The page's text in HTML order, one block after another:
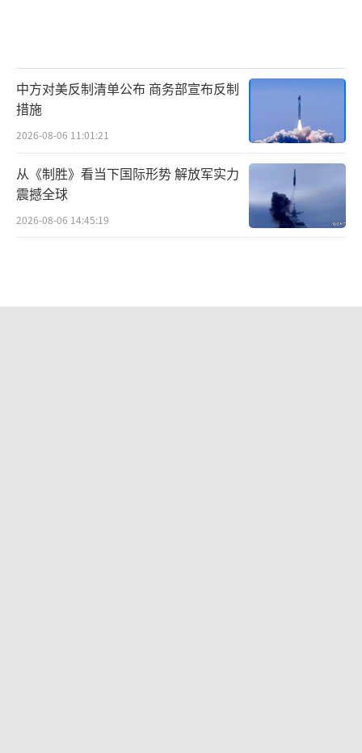
中方对美反制清单公布 商务部宣布反制
措施
2026-08-06 11:01:21
从《制胜》看当下国际形势 解放军实力
震撼全球
2026-08-06 14:45:19